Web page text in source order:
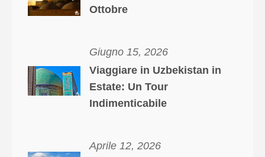
Ottobre
Giugno 15, 2026
Viaggiare in Uzbekistan in
Estate: Un Tour
Indimenticabile
Aprile 12, 2026